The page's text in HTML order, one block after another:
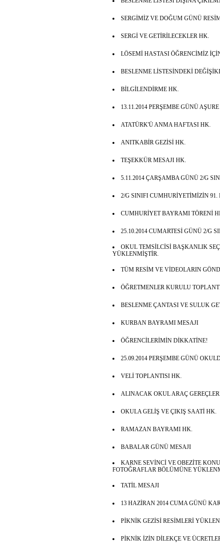
SERGİMİZ VE DOĞUM GÜNÜ
SERGİ VE GETİRİLECEKLER HK.
LÖSEMİ HASTASI ÖĞRENCİMİZ
BESLENME LİSTESİNDEKİ
BİLGİLENDİRME HK.
13.11.2014 PERŞEMBE GÜNÜ
ATATÜRK'Ü ANMA HAFTASI HK.
ANITKABİR GEZİSİ HK.
TEŞEKKÜR MESAJI HK.
5.11.2014 ÇARŞAMBA GÜNÜ 2/G
2/G SINIFI CUMHURİYETİMİZİN
CUMHURİYET BAYRAMI TÖRENİ
25.10.2014 CUMARTESİ GÜNÜ 2/G
OKUL TEMSİLCİSİ BAŞKANLIK
YÜKLENMİŞTİR.
TÜM RESİM VE VİDEOLARIN
ÖĞRETMENLER KURULU
BESLENME ÇANTASI VE SULUK
KURBAN BAYRAMI MESAJI
ÖĞRENCİLERİMİN DİKKATİNE!
25.09.2014 PERŞEMBE GÜNÜ
VELİ TOPLANTISI HK.
ALINACAK OKUL ARAÇ
OKULA GELİŞ VE ÇIKIŞ SAATİ HK.
RAMAZAN BAYRAMI HK.
BABALAR GÜNÜ MESAJI
KARNE SEVİNCİ VE OBEZİTE
FOTOĞRAFLAR BÖLÜMÜNE
TATİL MESAJI
13 HAZİRAN 2014 CUMA GÜNÜ
PİKNİK GEZİSİ RESİMLERİ
PİKNİK İZİN DİLEKÇE VE